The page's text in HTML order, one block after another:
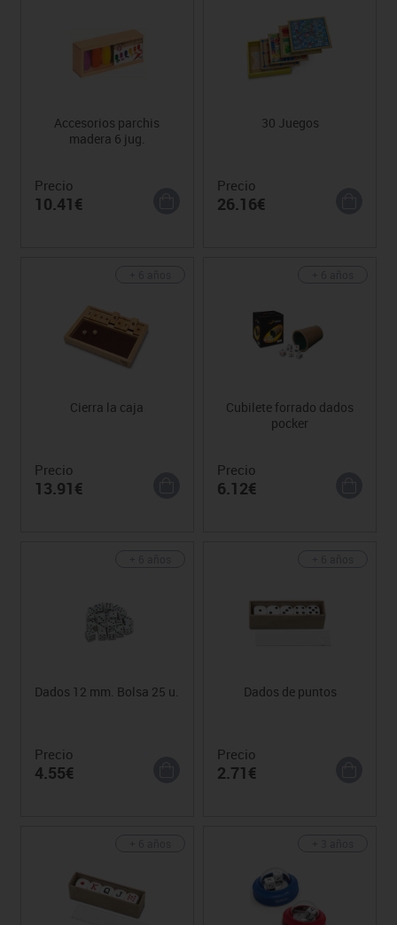
Accesorios parchis
madera 6 jug.
Precio
10.41€
30 Juegos
Precio
26.16€
Cierra la caja
Precio
13.91€
Cubilete forrado dados
pocker
Precio
6.12€
Dados 12 mm. Bolsa 25 u.
Precio
4.55€
Dados de puntos
Precio
2.71€